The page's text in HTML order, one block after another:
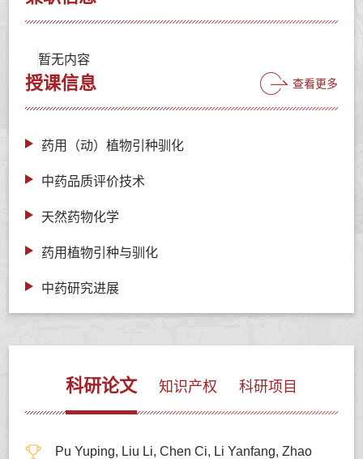
暂无内容
授课信息 查看更多
药用（动）植物引种驯化
中药品质评价技术
天然药物化学
药用植物引种与驯化
中药研究进展
科研论文 知识产权 科研项目
Pu Yuping, Liu Li, Chen Ci, Li Yanfang, Zhao